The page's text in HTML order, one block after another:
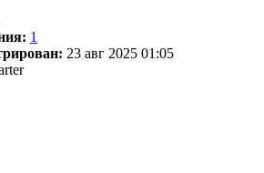
1
23 авг 2025 01:05